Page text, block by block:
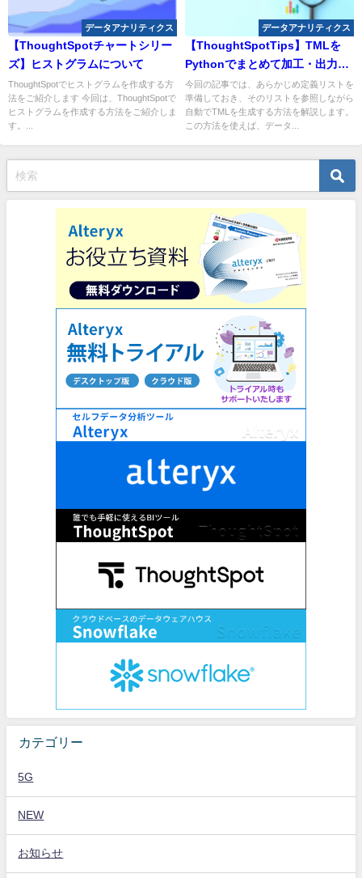
データアナリティクス
【ThoughtSpotチャートシリー
ズ】ヒストグラムについて
ThoughtSpotでヒストグラムを作成する方
法をご紹介します 今回は、ThoughtSpotで
ヒストグラムを作成する方法をご紹介しま
す。...
データアナリティクス
【ThoughtSpotTips】TMLを
Pythonでまとめて加工・出力す
る方法
今回の記事では、あらかじめ定義リストを
準備しておき、そのリストを参照しながら
自動でTMLを生成する方法を解説します。
この方法を使えば、データ...
カテゴリー
5G
NEW
お知らせ